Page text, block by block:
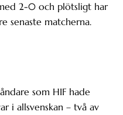
2-0 och plötsligt har
senaste matcherna.
som HIF hade
i allsvenskan – två av